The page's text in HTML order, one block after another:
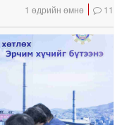
1 өдрийн өмнө 11